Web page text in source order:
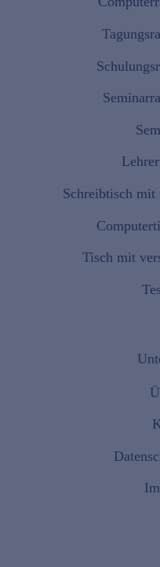
Schreibtisch
Tisch mit